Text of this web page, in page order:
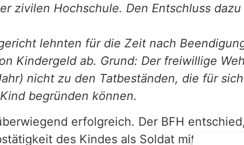
zivilen Hochschule. Den Entschluss
lehnten für die Zeit nach
Kindergeld ab. Grund: Der freiwillige
nicht zu den Tatbeständen, die für
begründen können.
erfolgreich. Der BFH
des Kindes als Soldat mit einer